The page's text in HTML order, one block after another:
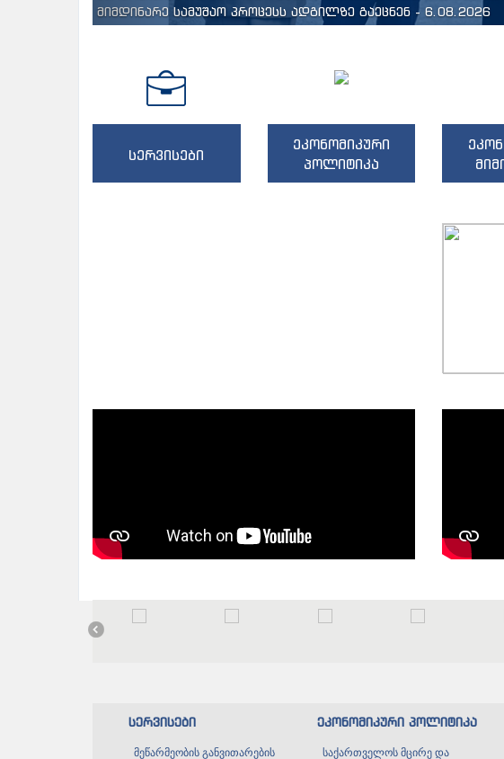
მიმდინარე სამუშაო პროცესს ადგილზე გაეცნენ - 6.08.2026
სერვისები
ეკონომიკური
პოლიტიკა
სერვისები
მეწარმეობის განვითარების
ეკონომიკური პოლიტიკა
საქართველოს მცირე და